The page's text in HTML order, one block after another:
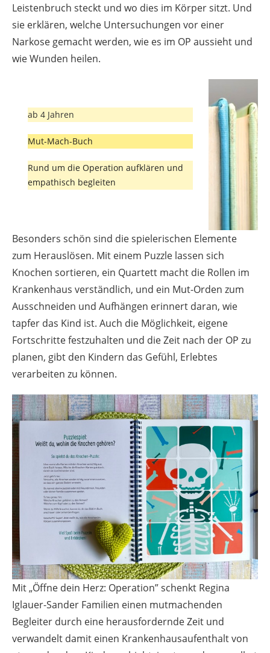
Leistenbruch steckt und wo dies im Körper sitzt. Und
sie erklären, welche Untersuchungen vor einer
Narkose gemacht werden, wie es im OP aussieht und
wie Wunden heilen.
ab 4 Jahren
Mut-Mach-Buch
Rund um die Operation aufklären und
empathisch begleiten
Besonders schön sind die spielerischen Elemente
zum Herauslösen. Mit einem Puzzle lassen sich
Knochen sortieren, ein Quartett macht die Rollen im
Krankenhaus verständlich, und ein Mut-Orden zum
Ausschneiden und Aufhängen erinnert daran, wie
tapfer das Kind ist. Auch die Möglichkeit, eigene
Fortschritte festzuhalten und die Zeit nach der OP zu
planen, gibt den Kindern das Gefühl, Erlebtes
verarbeiten zu können.
Mit „Öffne dein Herz: Operation” schenkt Regina
Iglauer-Sander Familien einen mutmachenden
Begleiter durch eine herausfordernde Zeit und
verwandelt damit einen Krankenhausaufenthalt von